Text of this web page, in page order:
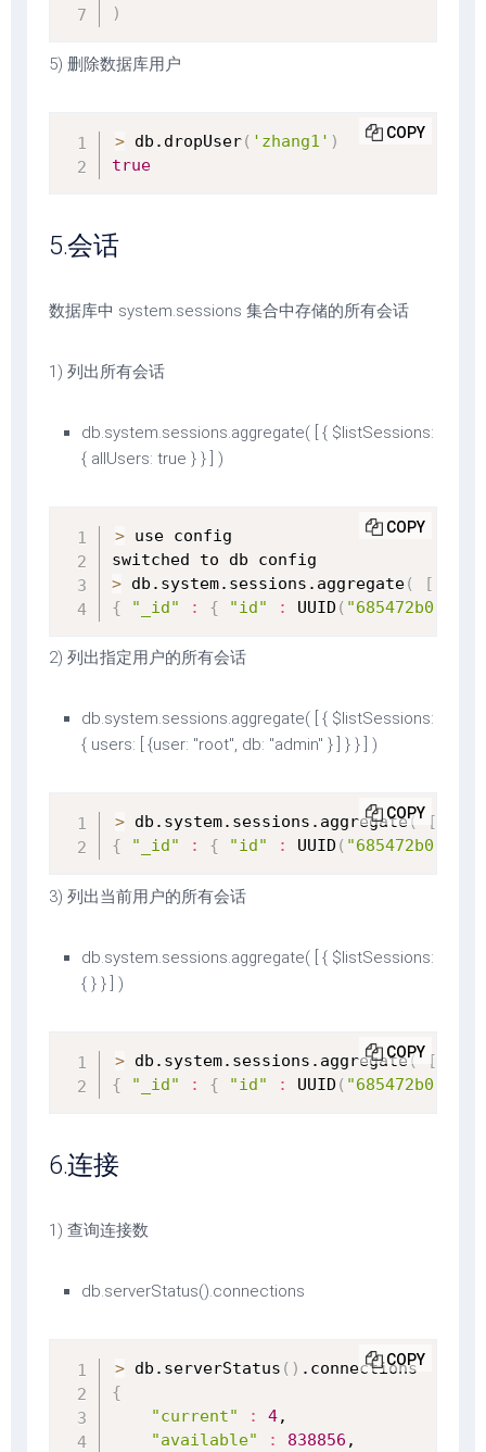
)
5) 删除数据库用户
> db.dropUser( 'zhang1' )
true
COPY
5.会话
数据库中 system.sessions 集合中存储的所有会话
1) 列出所有会话
db.system.sessions.aggregate( [ { $listSessions:
{ allUsers: true } } ] )
> use config
> db.system.sessions.aggregate( [
{
"_id" : { "id" : UUID ( "685472b0-
COPY
2) 列出指定用户的所有会话
db.system.sessions.aggregate( [ { $listSessions:
{ users: [ {user: "root", db: "admin" } ] } } ] )
> db.system.sessions.aggregate( [
{
"_id" : { "id" : UUID ( "685472b0-
COPY
3) 列出当前用户的所有会话
db.system.sessions.aggregate( [ { $listSessions:
{ } } ] )
> db.system.sessions.aggregate( [
{
"_id" : { "id" : UUID ( "685472b0-
COPY
6.连接
1) 查询连接数
db.serverStatus().connections
> db.serverStatus ( )
{
"current"
: 4,
"available"
: 838856 ,
COPY